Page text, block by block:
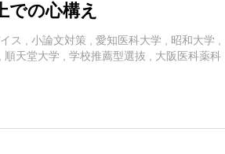
での心構え
ス 小論文対策 愛知医科大学 昭和大学
順天堂大学 学校推薦型選抜
大阪医科薬科